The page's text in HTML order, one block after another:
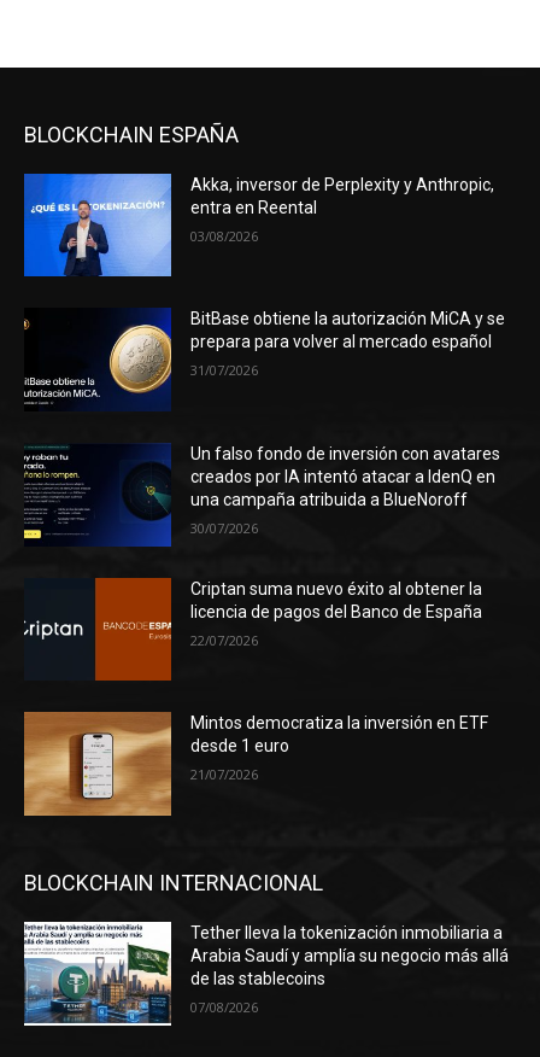
BLOCKCHAIN ESPAÑA
Akka, inversor de Perplexity y Anthropic,
entra en Reental
03/08/2026
BitBase obtiene la autorización MiCA y se
prepara para volver al mercado español
31/07/2026
Un falso fondo de inversión con avatares
creados por IA intentó atacar a IdenQ en
una campaña atribuida a BlueNoroff
30/07/2026
Criptan suma nuevo éxito al obtener la
licencia de pagos del Banco de España
22/07/2026
Mintos democratiza la inversión en ETF
desde 1 euro
21/07/2026
BLOCKCHAIN INTERNACIONAL
Tether lleva la tokenización inmobiliaria a
Arabia Saudí y amplía su negocio más allá
de las stablecoins
07/08/2026